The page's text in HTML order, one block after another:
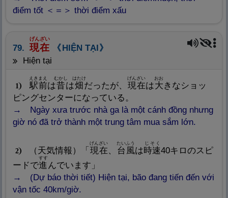
Nghĩa: Chậm trễ, chậm chạp,
điểm tốt ＜＝＞ thời điểm xấu
79.
現
giờ
在
げんざい
HIỆN TẠI
hiện tại
1 駅前
Nghĩa: Trước, trước đây, trước
えきまえ
は昔
Nghĩa: Xưa, trước
むかし
は畑
はたけ
だったが、 現
Nghĩa: Xuất hiện, tồn tại, bây
giờ
在
げんざい
は大
おお
きなショッ
ピングセンターになっている。
Ngày xưa trước nhà ga là một cánh đồng nhưng
giờ nó đã trở thành một trung tâm mua sắm lớn.
2 （ 天気
khái, khí phách
情報 ）「 現
Nghĩa: Xuất hiện, tồn tại, bây
在
げんざい
、 台
Nghĩa: Khung, bệ, đếm số
風
たいふう
は時速
じそく
40キロのスピ
ードで進
すす
んでいます」
(Dự báo thời tiết) Hiện tại, bão đang tiến đến với
vận tốc 40km/giờ.